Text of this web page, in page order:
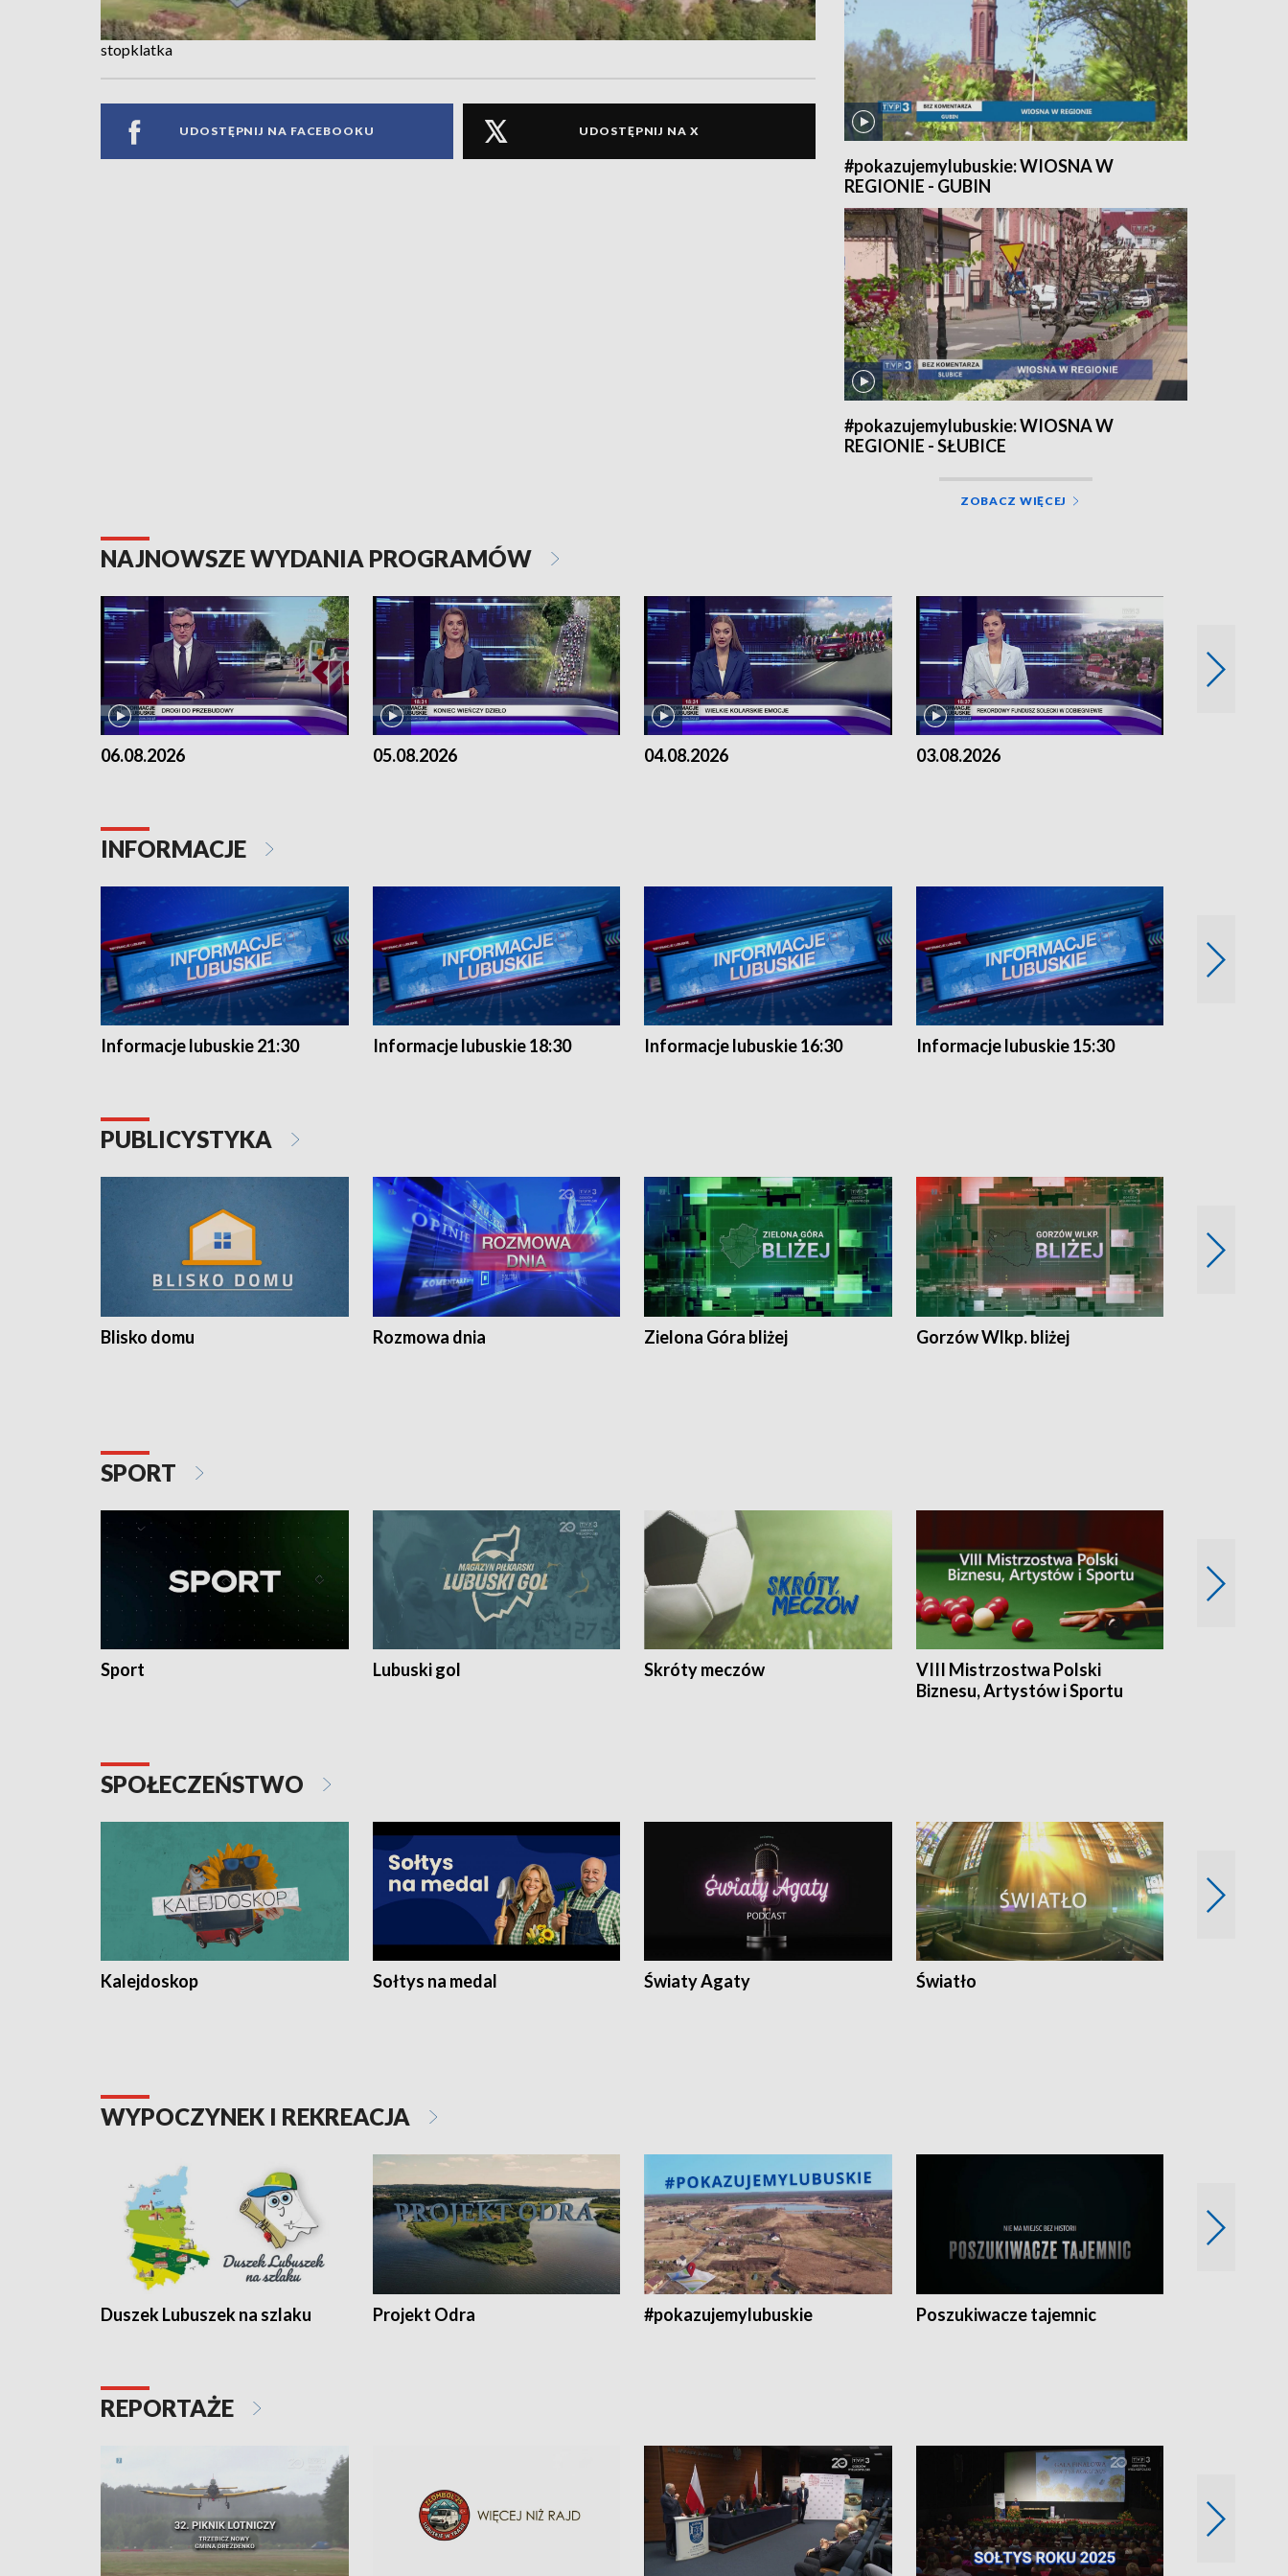
stopklatka
UDOSTĘPNIJ NA FACEBOOKU UDOSTĘPNIJ NA X
#pokazujemylubuskie: WIOSNA W
REGIONIE - GUBIN
#pokazujemylubuskie: WIOSNA W
REGIONIE - SŁUBICE
ZOBACZ WIĘCEJ
NAJNOWSZE WYDANIA PROGRAMÓW
06.08.2026 05.08.2026 04.08.2026 03.08.2026
INFORMACJE
Informacje lubuskie 21:30 Informacje lubuskie 18:30 Informacje lubuskie 16:30 Informacje lubuskie 15:30
PUBLICYSTYKA
Blisko domu Rozmowa dnia Zielona Góra bliżej Gorzów Wlkp. bliżej
SPORT
Sport Lubuski gol Skróty meczów
VIII Mistrzostwa Polski
Biznesu, Artystów i Sportu
SPOŁECZEŃSTWO
Kalejdoskop Sołtys na medal Światy Agaty Światło
WYPOCZYNEK I REKREACJA
Duszek Lubuszek na szlaku Projekt Odra #pokazujemylubuskie Poszukiwacze tajemnic
REPORTAŻE